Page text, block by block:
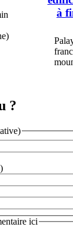
à
?
ici